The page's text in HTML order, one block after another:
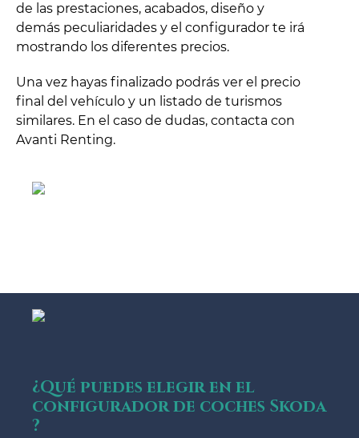
de las prestaciones, acabados, diseño y
demás peculiaridades y el configurador te irá
mostrando los diferentes precios.
Una vez hayas finalizado podrás ver el precio
final del vehículo y un listado de turismos
similares. En el caso de dudas, contacta con
Avanti Renting.
¿Qué puedes elegir en el
configurador de coches Skoda
?